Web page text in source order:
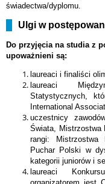
świadectwa/dyplomu.
Ulgi w
Do przyjęcia na studia z
upoważnieni są:
laureaci i finaliści
laureaci
Statystycznych,
International
uczestnicy
Świata, Mistrzostwa
rangi: Mistrzostwa
Puchar Polski w
kategorii juniorów i
laureaci
organizatorem jest